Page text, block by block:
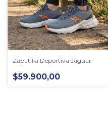
Zapatilla Deportiva Jaguar
$59.900,00